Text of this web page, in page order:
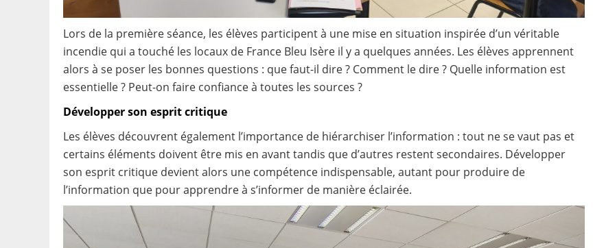
Lors de la première séance, les élèves participent à une mise en situation inspirée d’un véritable
incendie qui a touché les locaux de France Bleu Isère il y a quelques années. Les élèves apprennent
alors à se poser les bonnes questions : que faut-il dire ? Comment le dire ? Quelle information est
essentielle ? Peut-on faire confiance à toutes les sources ?
Développer son esprit critique
Les élèves découvrent également l’importance de hiérarchiser l’information : tout ne se vaut pas et
certains éléments doivent être mis en avant tandis que d’autres restent secondaires. Développer
son esprit critique devient alors une compétence indispensable, autant pour produire de
l’information que pour apprendre à s’informer de manière éclairée.